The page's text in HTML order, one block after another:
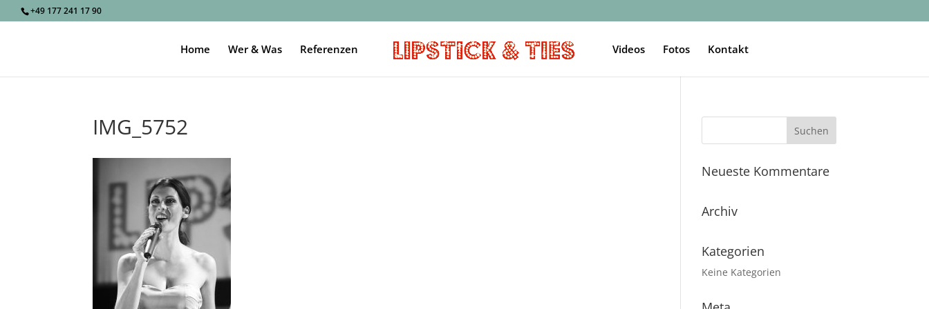
+49 177 241 17 90
Home Wer & Was Referenzen Videos Fotos Kontakt
IMG_5752
Neueste Kommentare
Archiv
Kategorien
Keine Kategorien